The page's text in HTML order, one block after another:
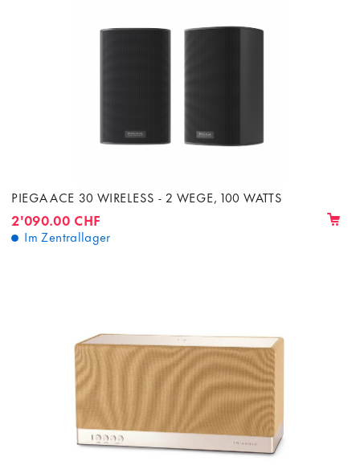
PIEGA ACE 30 WIRELESS - 2 WEGE, 100 WATTS
2'090.00 CHF
Im Zentrallager